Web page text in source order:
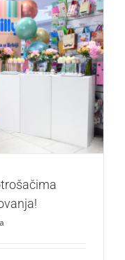
proslavljaju 20